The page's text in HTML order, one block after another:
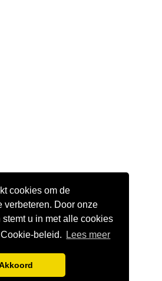
cookies om de
verbeteren. Door onze
u in met alle cookies
beleid.
Lees meer